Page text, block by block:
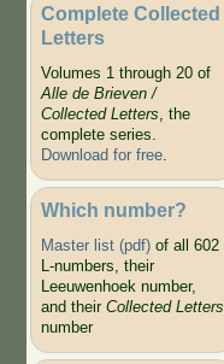
Complete Collected
Letters
Volumes 1 through 20 of
Alle de Brieven /
Collected Letters, the
complete series.
Download for free.
Which number?
Master list (pdf)of all 602
L-numbers, their
Leeuwenhoek number,
and their Collected Letters
number